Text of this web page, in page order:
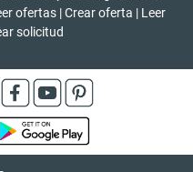
ofertas | Crear oferta | Leer
solicitud